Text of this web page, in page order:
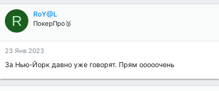
R RoY@L
ПокерПро🥈
23 Янв 2023
За Нью-Йорк давно уже говорят. Прям ооооочень